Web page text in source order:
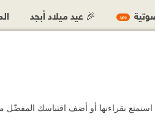
بقراءتها أو أضف اقتباسك المفضّل
جديد 🎉 عيد ميلاد أبجد